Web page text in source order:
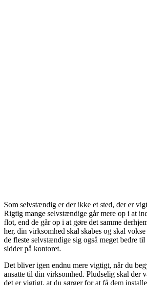
Som selvstændig er der ikke et sted, der er
Rigtig mange selvstændige går mere op i at
flot, end de går op i at gøre det samme
her, din virksomhed skal skabes og skal
de fleste selvstændige sig også meget bedre til
sidder på kontoret.
Det bliver igen endnu mere vigtigt, når du
ansatte til din virksomhed. Pludselig skal der
det er vigtigt, at du sørger for at få dem